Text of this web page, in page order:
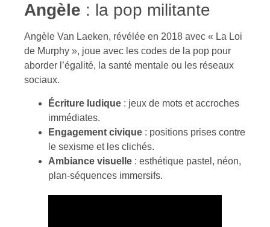
Angèle : la pop militante
Angèle Van Laeken, révélée en 2018 avec « La Loi
de Murphy », joue avec les codes de la pop pour
aborder l’égalité, la santé mentale ou les réseaux
sociaux.
Écriture ludique : jeux de mots et accroches
immédiates.
Engagement civique : positions prises contre
le sexisme et les clichés.
Ambiance visuelle : esthétique pastel, néon,
plan-séquences immersifs.